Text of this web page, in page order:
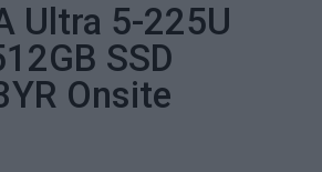
Ultra 5-225U
SSD
Onsite